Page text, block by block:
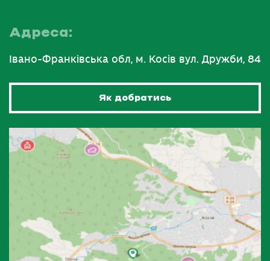
Адреса:
Івано-Франківська обл, м. Косів вул. Дружби, 84
Як добратись